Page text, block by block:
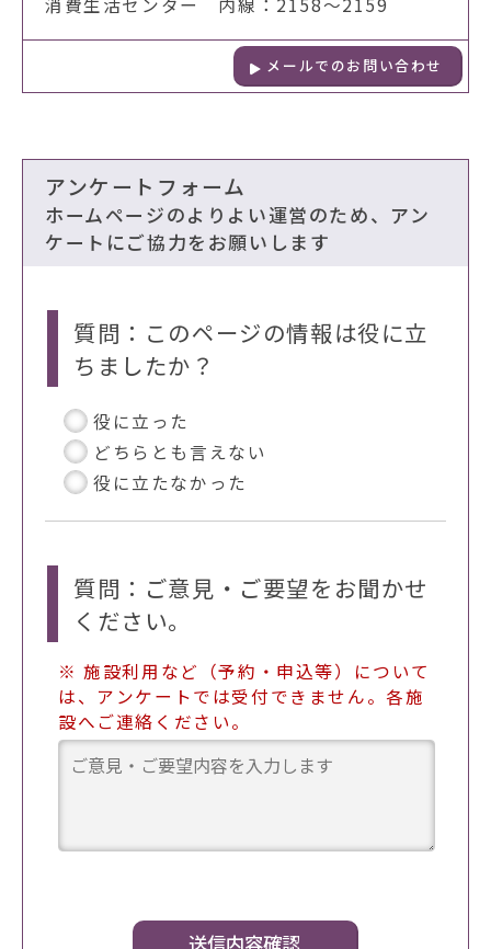
メールでのお問い合わせ
アンケートフォーム
ホームページのよりよい運営のため、アン
ケートにご協力をお願いします
質問：このページの情報は役に立
ちましたか？
役に立った
どちらとも言えない
役に立たなかった
質問：ご意見・ご要望をお聞かせ
ください。
※ 施設利用など（予約・申込等）について
は、アンケートでは受付できません。各施
設へご連絡ください。